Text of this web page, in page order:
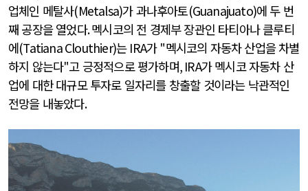
업체인 메탈사(Metalsa)가 과나후아토(Guanajuato)에 두 번
째 공장을 열었다.멕시코의 전 경제부 장관인 타티아나 클루티
에(Tatiana Clouthier)는 IRA가 "멕시코의 자동차 산업을 차별
하지 않는다"고 긍정적으로 평가하며, IRA가 멕시코 자동차 산
업에 대한 대규모 투자로 일자리를 창출할 것이라는 낙관적인
전망을 내놓았다.